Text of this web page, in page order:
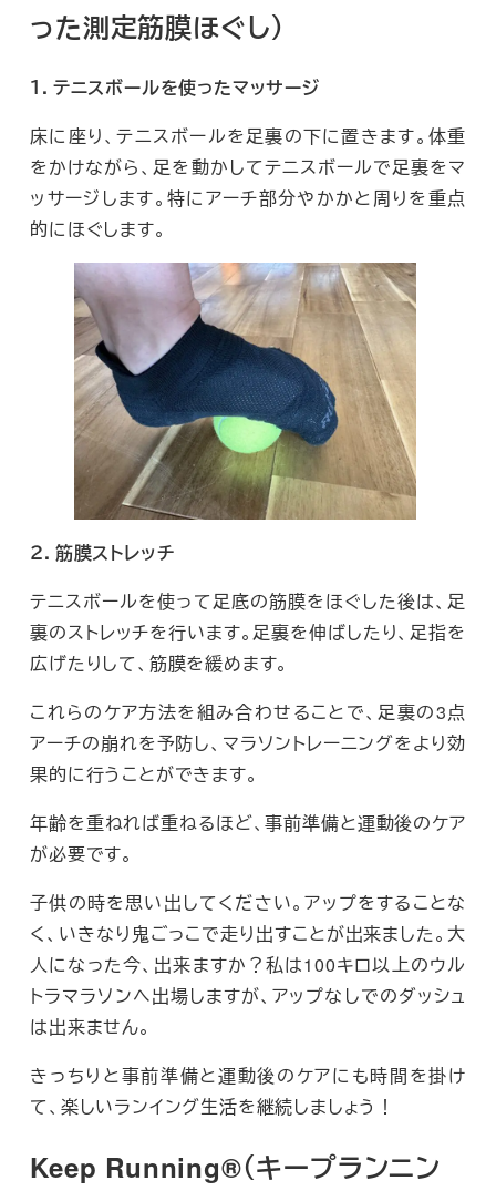
った測定筋膜ほぐし）
１．テニスボールを使ったマッサージ
床に座り、テニスボールを足裏の下に置きます。体重
をかけながら、足を動かしてテニスボールで足裏をマ
ッサージします。特にアーチ部分やかかと周りを重点
的にほぐします。
２．筋膜ストレッチ
テニスボールを使って足底の筋膜をほぐした後は、足
裏のストレッチを行います。足裏を伸ばしたり、足指を
広げたりして、筋膜を緩めます。
これらのケア方法を組み合わせることで、足裏の3点
アーチの崩れを予防し、マラソントレーニングをより効
果的に行うことができます。
年齢を重ねれば重ねるほど、事前準備と運動後のケア
が必要です。
子供の時を思い出してください。アップをすることな
く、いきなり鬼ごっこで走り出すことが出来ました。大
人になった今、出来ますか？私は100キロ以上のウル
トラマラソンへ出場しますが、アップなしでのダッシュ
は出来ません。
きっちりと事前準備と運動後のケアにも時間を掛け
て、楽しいランイング生活を継続しましょう！
Keep Running®（キープランニン